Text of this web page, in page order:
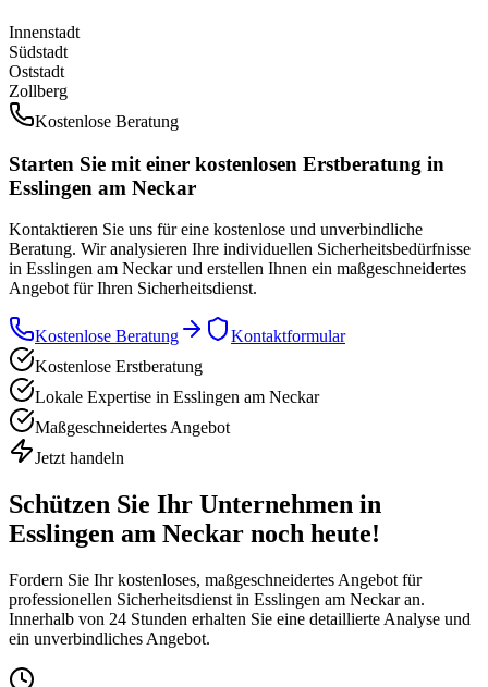
Innenstadt
Südstadt
Oststadt
Zollberg
Kostenlose Beratung
Starten Sie mit einer kostenlosen Erstberatung in
Esslingen am Neckar
Kontaktieren Sie uns für eine kostenlose und unverbindliche
Beratung. Wir analysieren Ihre individuellen Sicherheitsbedürfnisse
in Esslingen am Neckar und erstellen Ihnen ein maßgeschneidertes
Angebot für Ihren Sicherheitsdienst.
Kostenlose Beratung
Kontaktformular
Kostenlose Erstberatung
Lokale Expertise in Esslingen am Neckar
Maßgeschneidertes Angebot
Jetzt handeln
Schützen Sie Ihr Unternehmen in
Esslingen am Neckar noch heute!
Fordern Sie Ihr kostenloses, maßgeschneidertes Angebot für
professionellen Sicherheitsdienst in Esslingen am Neckaran.
Innerhalb von 24 Stunden erhalten Sie eine detaillierte Analyse und
ein unverbindliches Angebot.